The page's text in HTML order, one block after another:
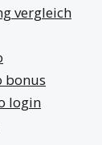
vergleich
bonus
login